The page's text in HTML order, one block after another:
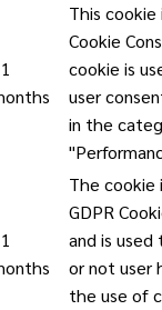
This cookie
Cookie
cookie is
user
in the
The cookie
GDPR
and is
or not user
the use of